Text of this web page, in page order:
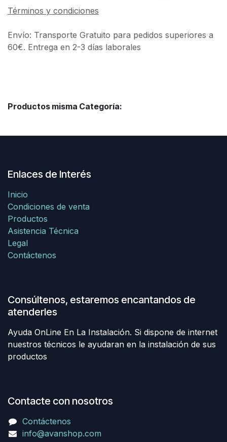
Términos y condiciones
Envío: Transporte Gratuito para pedidos superiores a
60€. Entrega en 2-3 días laborales
Productos misma Categoría:
Enlaces de Interés
Inicio
Condiciones de venta
Productos
Asistencia Técnica
Legal
Contáctenos
Consúltenos, estaremos encantandos de
atenderles
Ayuda OnLine En La Instalación. Si dispone de internet
nuestros técnicos le ayudaran en la instalación de sus
productos
Contacte con nosotros
Contáctenos
info@avanshop.com